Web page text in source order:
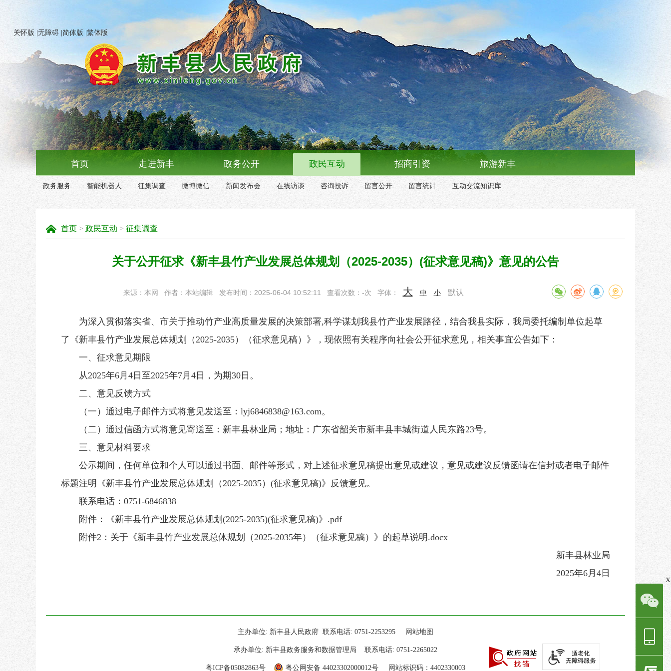
关怀版 无障碍 简体版 繁体版
首页 走进新丰 政务公开 政民互动 招商引资 旅游新丰
政务服务 智能机器人 征集调查 微博微信 新闻发布会 在线访谈 咨询投诉 留言公开 留言统计 互动交流知识库
首页 > 政民互动 > 征集调查
关于公开征求《新丰县竹产业发展总体规划（2025-2035）(征求意见稿)》意见的公告
来源：本网 作者：本站编辑 发布时间：2025-06-04 10:52:11 查看次数： -次 字体： 大 中 小 默认
为深入贯彻落实省、市关于推动竹产业高质量发展的决策部署,科学谋划我县竹产业发展路径，结合我县实际，我局委托编制单位起草
了《新丰县竹产业发展总体规划（2025-2035）（征求意见稿）》，现依照有关程序向社会公开征求意见，相关事宜公告如下：
一、征求意见期限
从2025年6月4日至2025年7月4日，为期30日。
二、意见反馈方式
（一）通过电子邮件方式将意见发送至：lyj6846838@163.com。
（二）通过信函方式将意见寄送至：新丰县林业局；地址：广东省韶关市新丰县丰城街道人民东路23号。
三、意见材料要求
公示期间，任何单位和个人可以通过书面、邮件等形式，对上述征求意见稿提出意见或建议，意见或建议反馈函请在信封或者电子邮件
标题注明《新丰县竹产业发展总体规划（2025-2035）(征求意见稿)》反馈意见。
联系电话：0751-6846838
附件：《新丰县竹产业发展总体规划(2025-2035)(征求意见稿)》.pdf
附件2： 关于《新丰县竹产业发展总体规划（2025-2035年）（征求意见稿）》的起草说明.docx
新丰县林业局
2025年6月4日
主办单位: 新丰县人民政府 联系电话: 0751-2253295 网站地图
承办单位: 新丰县政务服务和数据管理局 联系电话: 0751-2265022
粤ICP备05082863号 粤公网安备 44023302000012号 网站标识码：4402330003
x